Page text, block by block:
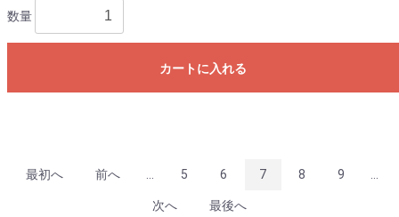
数量
カートに入れる
最初へ 前へ 5 6 7 8 9
次へ 最後へ